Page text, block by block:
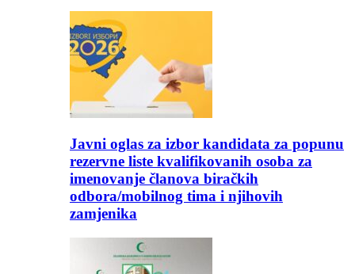
Javni oglas za izbor kandidata za popunu
rezervne liste kvalifikovanih osoba za
imenovanje članova biračkih
odbora/mobilnog tima i njihovih
zamjenika